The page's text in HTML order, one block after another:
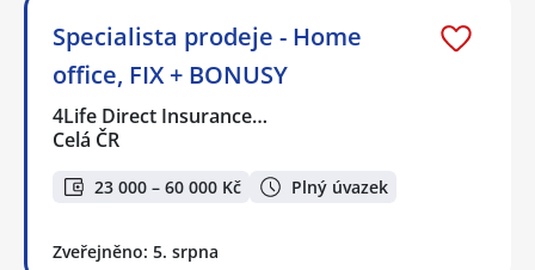
Specialista prodeje - Home
office, FIX + BONUSY
4Life Direct Insurance…
Celá ČR
23 000 – 60 000 Kč Plný úvazek
Zveřejněno: 5. srpna